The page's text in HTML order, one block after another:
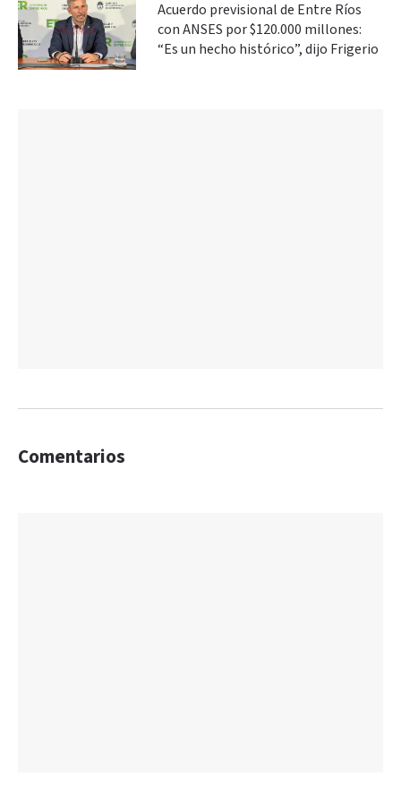
Acuerdo previsional de Entre Ríos
con ANSES por $120.000 millones:
“Es un hecho histórico”, dijo Frigerio
Comentarios